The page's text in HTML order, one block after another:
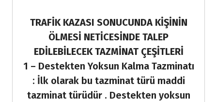
TRAFİK KAZASI SONUCUNDA KİŞİNİN
ÖLMESİ NETİCESİNDE TALEP
EDİLEBİLECEK TAZMİNAT ÇEŞİTLERİ
1 – Destekten Yoksun Kalma Tazminatı
: İlk olarak bu tazminat türü maddi
tazminat türüdür . Destekten yoksun